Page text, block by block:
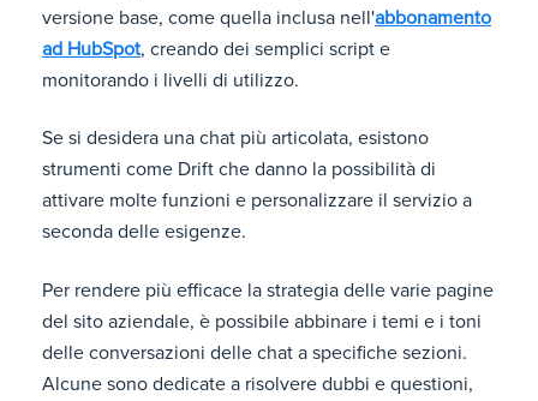
versione base, come quella inclusa nell'abbonamento
ad HubSpot, creando dei semplici script e
monitorando i livelli di utilizzo.
Se si desidera una chat più articolata, esistono
strumenti come Drift che danno la possibilità di
attivare molte funzioni e personalizzare il servizio a
seconda delle esigenze.
Per rendere più efficace la strategia delle varie pagine
del sito aziendale, è possibile abbinare i temi e i toni
delle conversazioni delle chat a specifiche sezioni.
Alcune sono dedicate a risolvere dubbi e questioni,